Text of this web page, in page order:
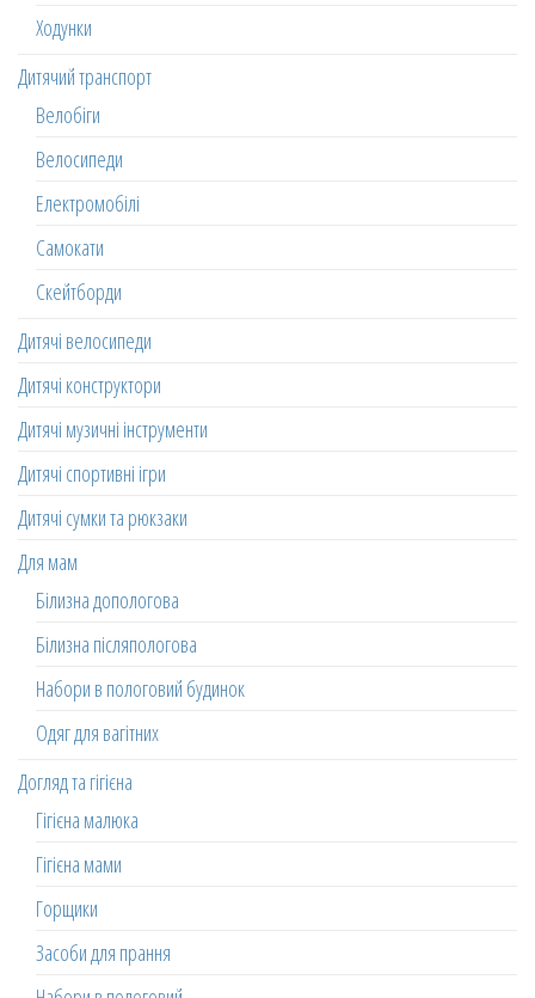
Ходунки
Дитячий транспорт
Велобіги
Велосипеди
Електромобілі
Самокати
Скейтборди
Дитячі велосипеди
Дитячі конструктори
Дитячі музичні інструменти
Дитячі спортивні ігри
Дитячі сумки та рюкзаки
Для мам
Білизна допологова
Білизна післяпологова
Набори в пологовий будинок
Одяг для вагітних
Догляд та гігієна
Гігієна малюка
Гігієна мами
Горщики
Засоби для прання